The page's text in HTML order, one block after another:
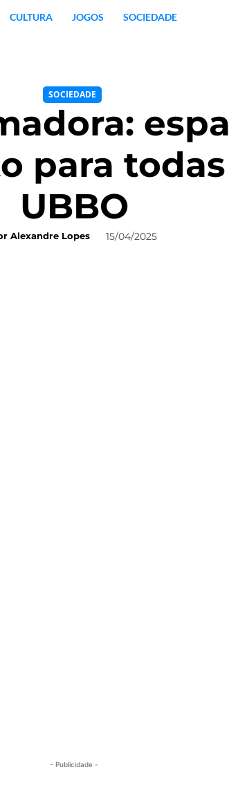
CULTURA JOGOS SOCIEDADE
SOCIEDADE
para
UBBO
Alexandre Lopes 15/04/2025
- Publicidade -